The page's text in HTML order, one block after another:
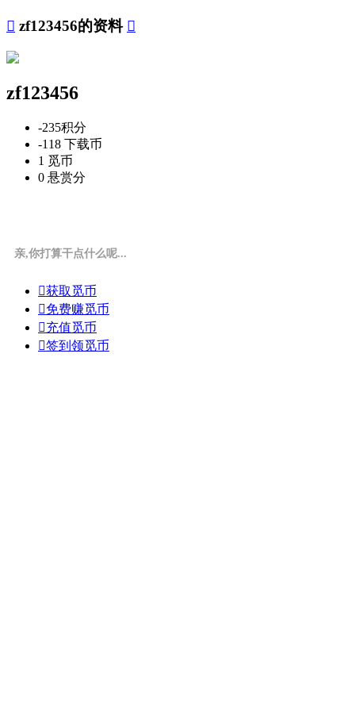
 zf123456的资料 
zf123456
-235积分
-118 下载币
1 觅币
0 悬赏分
亲,你打算干点什么呢...
获取觅币
免费赚觅币
充值觅币
签到领觅币